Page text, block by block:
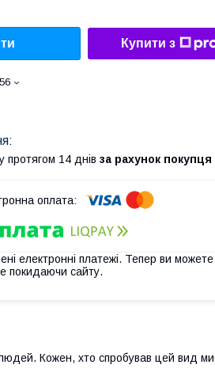
Купити з
протягом 14 днів за рахунок покупця
електронні платежі. Тепер ви можете
покидаючи сайту.
Кожен, хто спробував цей вид